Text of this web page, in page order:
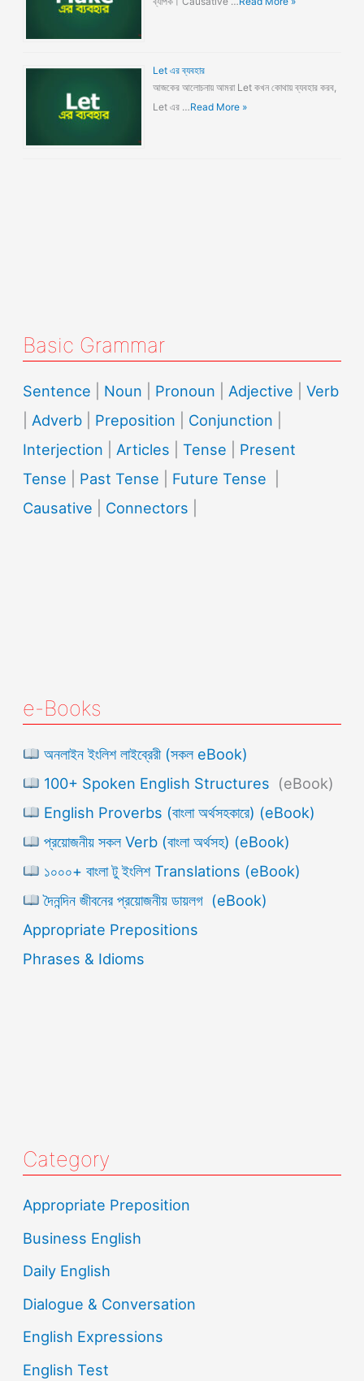
Let এর ব্যবহার
আজকের আলোচনায় আমরা Let কখন কোথায় ব্যবহার করব,
Let এর …Read More »
Basic Grammar
Sentence Noun Pronoun Adjective |Verb
Adverb Preposition Conjunction
Interjection
Articles |Tense
Present
Tense
Past Tense Future Tense
Causative
Connectors
e-Books
অনলাইন ইংলিশ লাইব্রেরী (সকল eBook)
100+ Spoken English Structures (eBook)
English Proverbs (বাংলা অর্থসহকারে) (eBook)
প্রয়োজনীয় সকল Verb (বাংলা অর্থসহ) (eBook)
১০০০+ বাংলা টু ইংলিশ Translations (eBook)
দৈনন্দিন জীবনের প্রয়োজনীয় ডায়লগ (eBook)
Appropriate Prepositions
Phrases & Idioms
Category
Appropriate Preposition
Business English
Daily English
Dialogue & Conversation
English Expressions
English Test